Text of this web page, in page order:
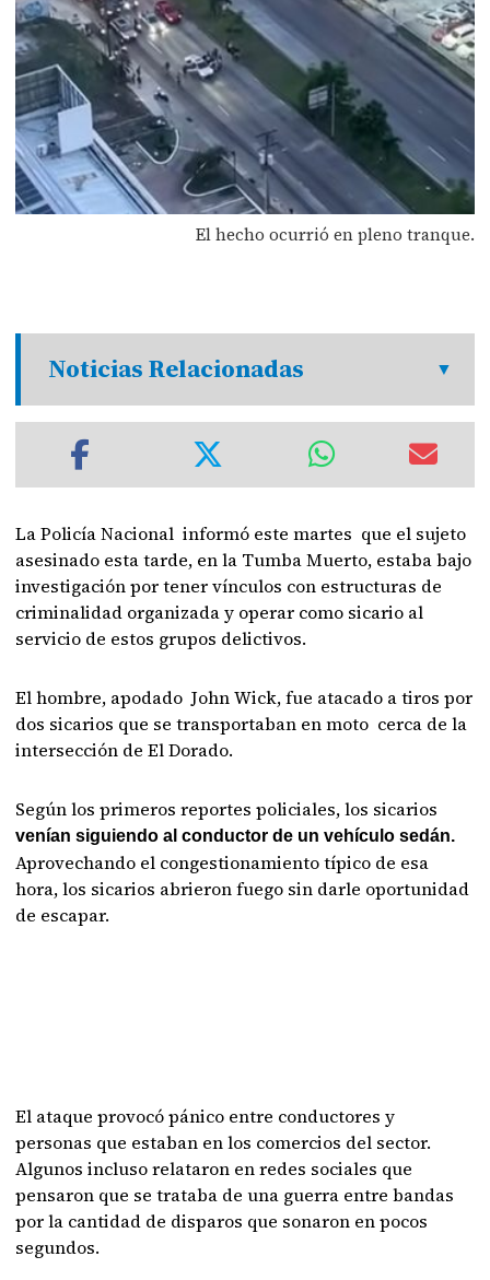
El hecho ocurrió en pleno tranque.
Noticias Relacionadas
La Policía Nacional informó este martes que el sujeto
asesinado esta tarde, en la Tumba Muerto, estaba bajo
investigación por tener vínculos con estructuras de
criminalidad organizada y operar como sicario al
servicio de estos grupos delictivos.
El hombre, apodado John Wick, fue atacado a tiros por
dos sicarios que se transportaban en moto cerca de la
intersección de El Dorado.
Según los primeros reportes policiales, los sicarios
venían siguiendo al conductor de un vehículo sedán.
Aprovechando el congestionamiento típico de esa
hora, los sicarios abrieron fuego sin darle oportunidad
de escapar.
El ataque provocó pánico entre conductores y
personas que estaban en los comercios del sector.
Algunos incluso relataron en redes sociales que
pensaron que se trataba de una guerra entre bandas
por la cantidad de disparos que sonaron en pocos
segundos.